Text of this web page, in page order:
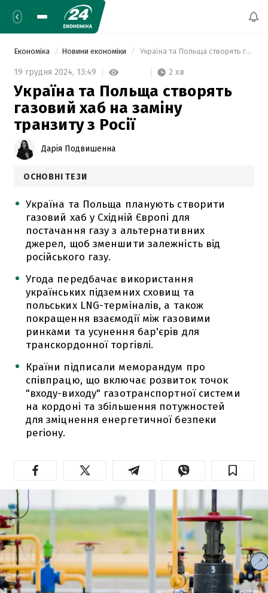
Економіка Новини економіки Україна та Польща створять газовий хаб на заміну транзиту з Росії
19 грудня 2024, 13:49 2 хв
Україна та Польща створять
газовий хаб на заміну
транзиту з Росії
Дарія Подвишенна
ОСНОВНІ ТЕЗИ
Україна та Польща планують створити
газовий хаб у Східній Європі для
постачання газу з альтернативних
джерел, щоб зменшити залежність від
російського газу.
Угода передбачає використання
українських підземних сховищ та
польських LNG-терміналів, а також
покращення взаємодії між газовими
ринками та усунення бар'єрів для
транскордонної торгівлі.
Країни підписали меморандум про
співпрацю, що включає розвиток точок
"входу-виходу" газотранспортної системи
на кордоні та збільшення потужностей
для зміцнення енергетичної безпеки
регіону.